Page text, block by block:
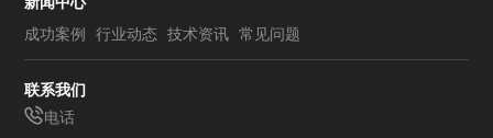
成功案例
行业动态 技术资讯 常见问题
联系我们
电话